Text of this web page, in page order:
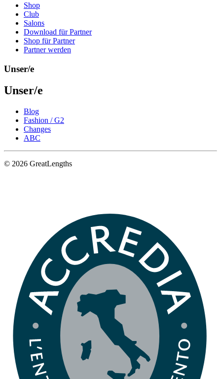
Shop
Club
Salons
Download für Partner
Shop für Partner
Partner werden
Unser/e
Unser/e
Blog
Fashion / G2
Changes
ABC
© 2026 GreatLengths